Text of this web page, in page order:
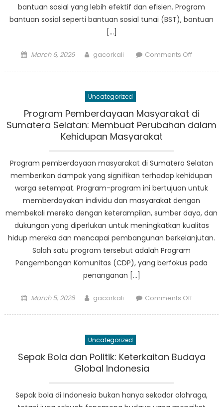
bantuan sosial yang lebih efektif dan efisien. Program
bantuan sosial seperti bantuan sosial tunai (BST), bantuan
[…]
Posted
March 6, 2026 Author
gacorkali Comments Offon
Sumsel:
Uncategorized
Program Pemberdayaan Masyarakat di
Sumatera Selatan: Membuat Perubahan dalam
Kehidupan Masyarakat
Program pemberdayaan masyarakat di Sumatera Selatan
memberikan dampak yang signifikan terhadap kehidupan
warga setempat. Program-program ini bertujuan untuk
memberdayakan individu dan masyarakat dengan
membekali mereka dengan keterampilan, sumber daya, dan
dukungan yang diperlukan untuk meningkatkan kualitas
hidup mereka dan mencapai pembangunan berkelanjutan.
Salah satu program tersebut adalah Program
Pengembangan Komunitas (CDP), yang berfokus pada
penanganan […]
Posted
March 5, 2026 Author
gacorkali Comments Offon
Selatan:
dalam
Uncategorized
Sepak Bola dan Politik: Keterkaitan Budaya
Global Indonesia
Sepak bola di Indonesia bukan hanya sekadar olahraga,